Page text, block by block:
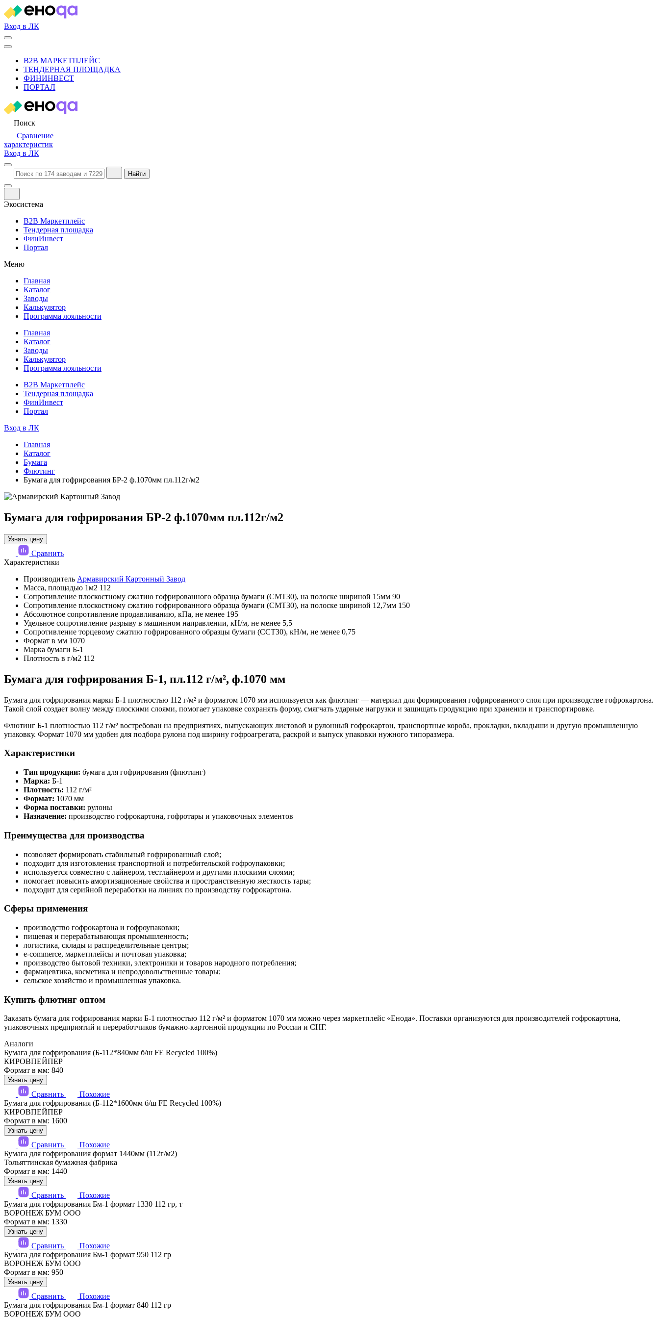
Вход в ЛК
B2B МАРКЕТПЛЕЙС
ТЕНДЕРНАЯ ПЛОЩАДКА
ФИНИНВЕСТ
ПОРТАЛ
Поиск
Сравнение
характеристик
Вход в ЛК
Найти
Экосистема
B2B Маркетплейс
Тендерная площадка
ФинИнвест
Портал
Меню
Главная
Каталог
Заводы
Калькулятор
Программа лояльности
Главная
Каталог
Заводы
Калькулятор
Программа лояльности
B2B Маркетплейс
Тендерная площадка
ФинИнвест
Портал
Вход в ЛК
Главная
Каталог
Бумага
Флютинг
Бумага для гофрирования БР-2 ф.1070мм пл.112г/м2
Бумага для гофрирования БР-2 ф.1070мм пл.112г/м2
Узнать цену
Сравнить
Характеристики
Производитель Армавирский Картонный Завод
Масса, площадью 1м2 112
Сопротивление плоскостному сжатию гофрированного образца бумаги (СМТ30), на полоске шириной 15мм 90
Сопротивление плоскостному сжатию гофрированного образца бумаги (СМТ30), на полоске шириной 12,7мм 150
Абсолютное сопротивление продавливанию, кПа, не менее 195
Удельное сопротивление разрыву в машинном направлении, кН/м, не менее 5,5
Сопротивление торцевому сжатию гофрированного образцы бумаги (ССТ30), кН/м, не менее 0,75
Формат в мм 1070
Марка бумаги Б-1
Плотность в г/м2 112
Бумага для гофрирования Б-1, пл.112 г/м², ф.1070 мм
Бумага для гофрирования марки Б-1 плотностью 112 г/м² и форматом 1070 мм используется как флютинг — материал для формирования гофрированного слоя при производстве гофрокартона.
Такой слой создает волну между плоскими слоями, помогает упаковке сохранять форму, смягчать ударные нагрузки и защищать продукцию при хранении и транспортировке.
Флютинг Б-1 плотностью 112 г/м² востребован на предприятиях, выпускающих листовой и рулонный гофрокартон, транспортные короба, прокладки, вкладыши и другую промышленную
упаковку. Формат 1070 мм удобен для подбора рулона под ширину гофроагрегата, раскрой и выпуск упаковки нужного типоразмера.
Характеристики
Тип продукции: бумага для гофрирования (флютинг)
Марка: Б-1
Плотность: 112 г/м²
Формат: 1070 мм
Форма поставки: рулоны
Назначение: производство гофрокартона, гофротары и упаковочных элементов
Преимущества для производства
позволяет формировать стабильный гофрированный слой;
подходит для изготовления транспортной и потребительской гофроупаковки;
используется совместно с лайнером, тестлайнером и другими плоскими слоями;
помогает повысить амортизационные свойства и пространственную жесткость тары;
подходит для серийной переработки на линиях по производству гофрокартона.
Сферы применения
производство гофрокартона и гофроупаковки;
пищевая и перерабатывающая промышленность;
логистика, склады и распределительные центры;
e-commerce, маркетплейсы и почтовая упаковка;
производство бытовой техники, электроники и товаров народного потребления;
фармацевтика, косметика и непродовольственные товары;
сельское хозяйство и промышленная упаковка.
Купить флютинг оптом
Заказать бумага для гофрирования марки Б-1 плотностью 112 г/м² и форматом 1070 мм можно через маркетплейс «Енода». Поставки организуются для производителей гофрокартона,
упаковочных предприятий и переработчиков бумажно-картонной продукции по России и СНГ.
Аналоги
Бумага для гофрирования (Б-112*840мм б/ш FE Recycled 100%)
КИРОВПЕЙПЕР
Формат в мм: 840
Узнать цену
Сравнить
Похожие
Бумага для гофрирования (Б-112*1600мм б/ш FE Recycled 100%)
КИРОВПЕЙПЕР
Формат в мм: 1600
Узнать цену
Сравнить
Похожие
Бумага для гофрирования формат 1440мм (112г/м2)
Тольяттинская бумажная фабрика
Формат в мм: 1440
Узнать цену
Сравнить
Похожие
Бумага для гофрирования Бм-1 формат 1330 112 гр, т
ВОРОНЕЖ БУМ ООО
Формат в мм: 1330
Узнать цену
Сравнить
Похожие
Бумага для гофрирования Бм-1 формат 950 112 гр
ВОРОНЕЖ БУМ ООО
Формат в мм: 950
Узнать цену
Сравнить
Похожие
Бумага для гофрирования Бм-1 формат 840 112 гр
ВОРОНЕЖ БУМ ООО